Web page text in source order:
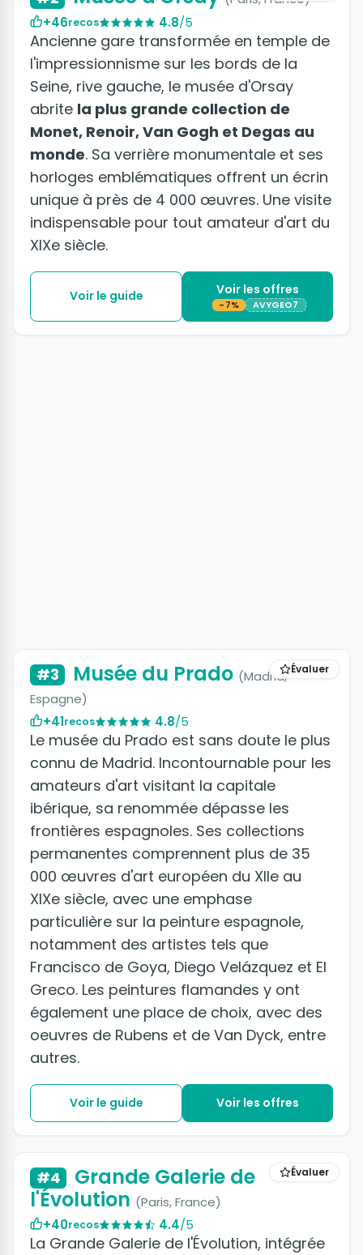
+46recos 4.8/5
Ancienne gare transformée en temple de
l'impressionnisme sur les bords de la
Seine, rive gauche, le musée d'Orsay
abrite la plus grande collection de
Monet, Renoir, Van Gogh et Degas au
monde. Sa verrière monumentale et ses
horloges emblématiques offrent un écrin
unique à près de 4 000 œuvres. Une visite
indispensable pour tout amateur d'art du
XIXe siècle.
Voir le guide Voir les offres
-7% AVYGEO7
Évaluer
#3 Musée du Prado (Madrid,
Espagne)
+41recos 4.8/5
Le musée du Prado est sans doute le plus
connu de Madrid. Incontournable pour les
amateurs d'art visitant la capitale
ibérique, sa renommée dépasse les
frontières espagnoles. Ses collections
permanentes comprennent plus de 35
000 œuvres d'art européen du XIIe au
XIXe siècle, avec une emphase
particulière sur la peinture espagnole,
notamment des artistes tels que
Francisco de Goya, Diego Velázquez et El
Greco. Les peintures flamandes y ont
également une place de choix, avec des
oeuvres de Rubens et de Van Dyck, entre
autres.
Voir le guide Voir les offres
Évaluer
#4
Grande Galerie de
l'Évolution (Paris, France)
+40recos 4.4/5
La Grande Galerie de l'Évolution, intégrée